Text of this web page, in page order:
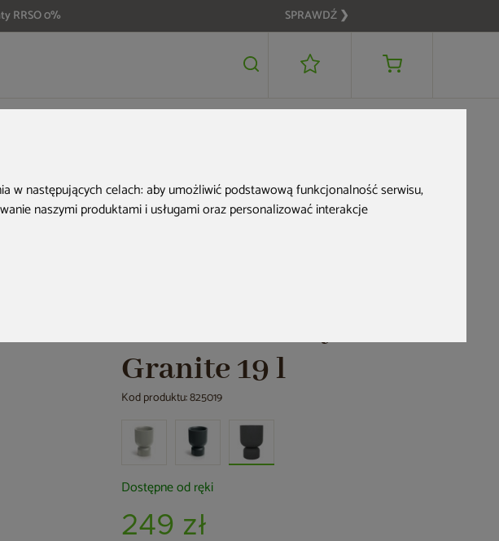
w następujących celach:aby umożliwić podstawową funkcjonalność serwisu,
naszymi produktami i usługami oraz personalizować interakcje
RRSO 0% SPRAWDŹ ❯
249 zł DODAJ DO KOSZYKA
Granite 19 l
Kod produktu: 825019
Dostępne od ręki
249 zł